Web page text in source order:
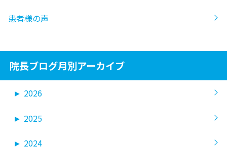
患者様の声
院長ブログ月別アーカイブ
► 2026
► 2025
► 2024